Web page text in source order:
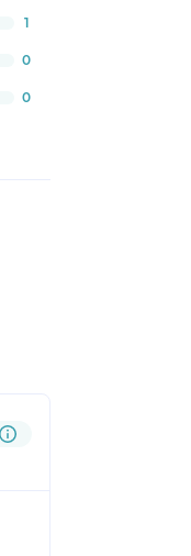
1
0
0